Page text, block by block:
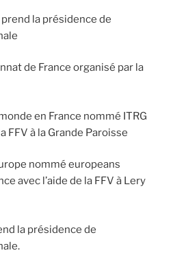
la présidence de
de France organisé par la
en France nommé ITRG
FFV à la Grande Paroisse
nommé europeans
avec l’aide de la FFV à Lery
la présidence de